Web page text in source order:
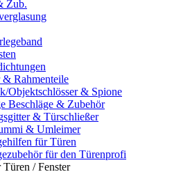
Zub.
& Rahmenteile
Objektschlösser & Spione
Beschläge & Zubehör
& Türschließer
& Umleimer
für Türen
für den Türenprofi
/ Fenster